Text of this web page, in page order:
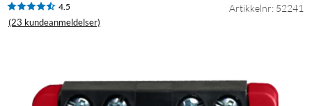
4.5
(23 kundeanmeldelser)
Artikkelnr: 52241